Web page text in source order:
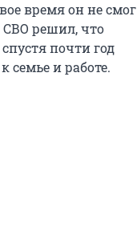
время он не смог
СВО решил, что
почти год
семье и работе.